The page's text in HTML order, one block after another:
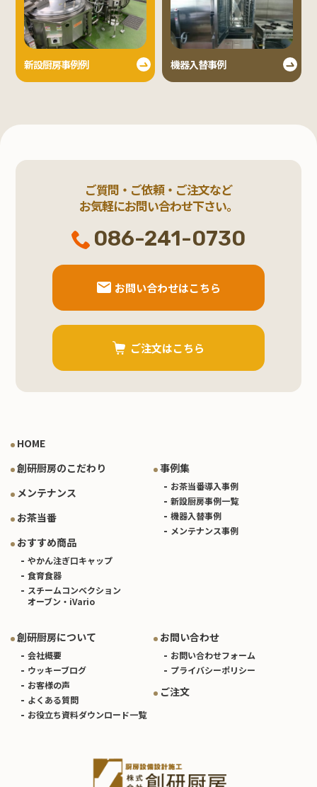
新設厨房事例例 機器入替事例
ご質問・ご依頼・ご注文など
お気軽にお問い合わせ下さい。
086-241-0730
お問い合わせはこちら
ご注文はこちら
HOME
創研厨房のこだわり
メンテナンス
お茶当番
おすすめ商品
やかん注ぎ口キャップ
食育食器
スチームコンベクション
オーブン・iVario
事例集
お茶当番導入事例
新設厨房事例一覧
機器入替事例
メンテナンス事例
創研厨房について
会社概要
ウッキーブログ
お客様の声
よくある質問
お役立ち資料ダウンロード一覧
お問い合わせ
お問い合わせフォーム
プライバシーポリシー
ご注文